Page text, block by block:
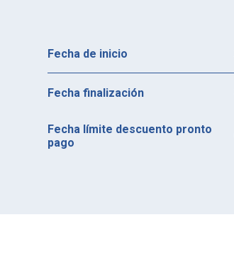
Fecha de inicio
Fecha finalización
Fecha límite descuento pronto
pago